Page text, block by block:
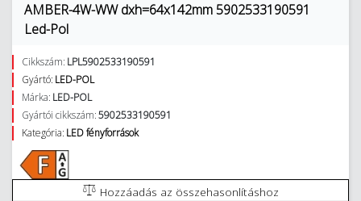
AMBER-4W-WW dxh=64x142mm 5902533190591
Led-Pol
Cikkszám: LPL5902533190591
Gyártó: LED-POL
Márka: LED-POL
Gyártói cikkszám:5902533190591
Kategória: LED fényforrások
Hozzáadás az összehasonlításhoz